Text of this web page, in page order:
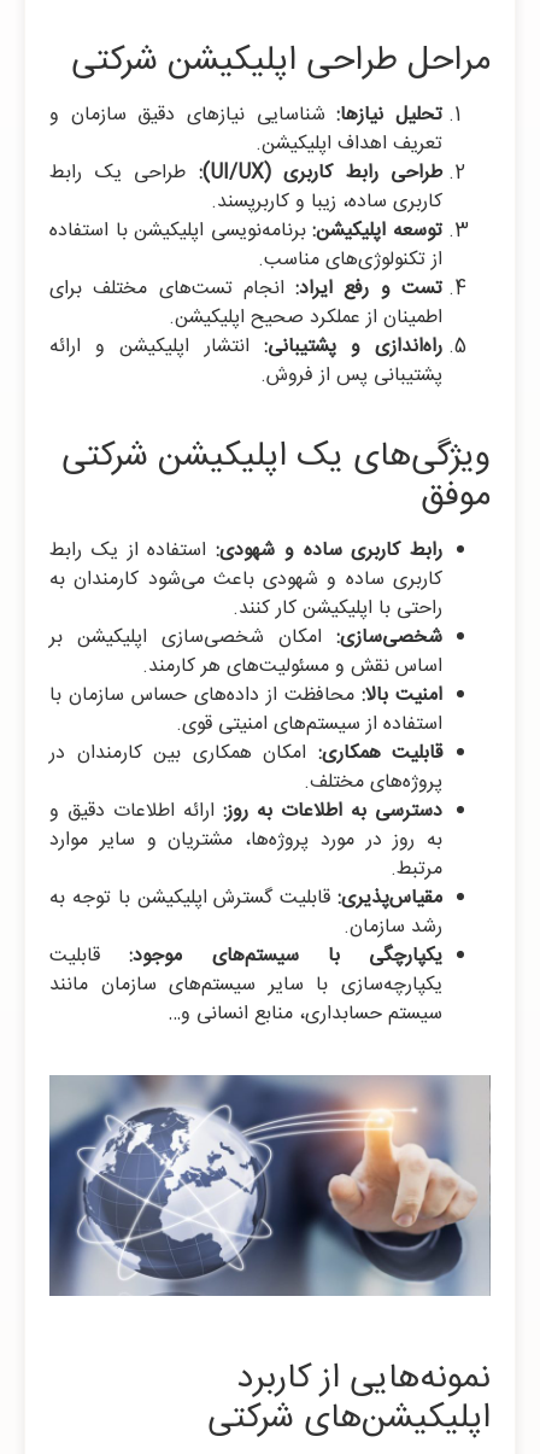
مراحل طراحی اپلیکیشن شرکتی
تحلیل نیازها:شناسایی نیازهای دقیق سازمان و
تعریف اهداف اپلیکیشن.
طراحی رابط کاربری (UI/UX):
طراحی یک رابط
کاربری ساده، زیبا و کاربرپسند.
توسعه اپلیکیشن:برنامه‌نویسی اپلیکیشن با استفاده
از تکنولوژی‌های مناسب.
تست و رفع ایراد:انجام تست‌های مختلف برای
اطمینان از عملکرد صحیح اپلیکیشن.
راه‌اندازی و پشتیبانی: انتشار اپلیکیشن و ارائه
پشتیبانی پس از فروش.
ویژگی‌های یک اپلیکیشن شرکتی
موفق
رابط کاربری ساده و شهودی: استفاده از یک رابط
کاربری ساده و شهودی باعث می‌شود کارمندان به
راحتی با اپلیکیشن کار کنند.
شخصی‌سازی: امکان شخصی‌سازی اپلیکیشن بر
اساس نقش و مسئولیت‌های هر کارمند.
امنیت بالا: محافظت از داده‌های حساس سازمان با
استفاده از سیستم‌های امنیتی قوی.
قابلیت همکاری: امکان همکاری بین کارمندان در
پروژه‌های مختلف.
دسترسی به اطلاعات به روز: ارائه اطلاعات دقیق و
به روز در مورد پروژه‌ها، مشتریان و سایر موارد
مرتبط.
مقیاس‌پذیری: قابلیت گسترش اپلیکیشن با توجه به
رشد سازمان.
یکپارچگی با سیستم‌های موجود:قابلیت
یکپارچه‌سازی با سایر سیستم‌های سازمان مانند
سیستم حسابداری، منابع انسانی و…
نمونه‌هایی از کاربرد
اپلیکیشن‌های شرکتی